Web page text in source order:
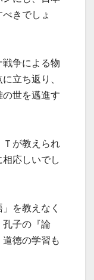
きでしょ
争による物
立ち返り、
の世を邁進す
が教えられ
応しいでし
を教えなく
孔子の『論
徳の学習も